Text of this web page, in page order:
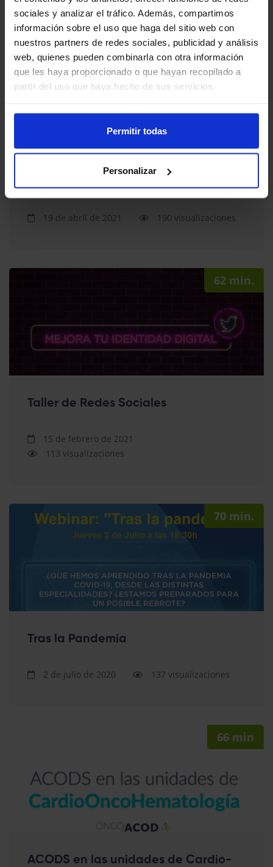
sociales y analizar el tráfico. Además, compartimos
información sobre el uso que haga del sitio web con
nuestros partners de redes sociales, publicidad y análisis
web, quienes pueden combinarla con otra información
que les haya proporcionado o que hayan recopilado a
partir del uso que haya hecho de sus servicios.
Permitir todas
Personalizar
69 min.
19 de abril de 2021 190 visualizaciones
62 min.
Taller de Redes Sociales
15 de febrero de 2021
113 visualizaciones
70 min.
Tras la Pandemia
2 de julio de 2020 137 visualizaciones
66 min
ACODS en las unidades de Cardio-